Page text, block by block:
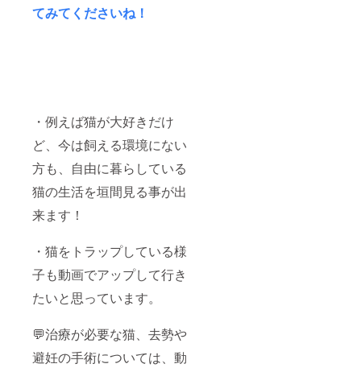
てみてくださいね！
・例えば猫が大好きだけ
ど、今は飼える環境にない
方も、自由に暮らしている
猫の生活を垣間見る事が出
来ます！
・猫をトラップしている様
子も動画でアップして行き
たいと思っています。
💬治療が必要な猫、去勢や
避妊の手術については、動